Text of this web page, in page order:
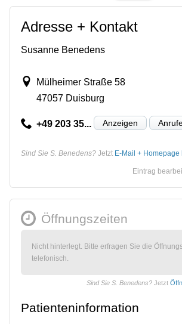
Adresse + Kontakt
Susanne Benedens
Mülheimer Straße 58
47057 Duisburg
+49 203 35... Anzeigen
Sind Sie S. Benedens? Jetzt E-Mail + Homepage
Eintrag
Öffnungszeiten
Nicht hinterlegt. Bitte erfragen Sie die
telefonisch.
Sind Sie S. Benedens? Jetzt
Patienteninformation